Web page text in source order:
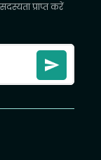
प्राप्त करें